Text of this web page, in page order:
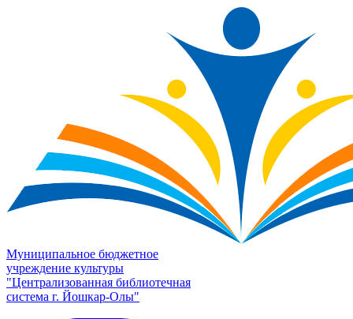
Муниципальное бюджетное
учреждение культуры
"Централизованная библиотечная
система г. Йошкар-Олы"